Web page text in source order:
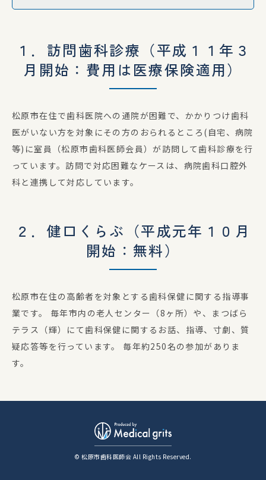
１．訪問歯科診療（平成１１年３
月開始：費用は医療保険適用）
松原市在住で歯科医院への通院が困難で、かかりつけ歯科
医がいない方を対象にその方のおられるところ(自宅、病院
等)に室員（松原市歯科医師会員）が訪問して歯科診療を行
っています。訪問で対応困難なケースは、病院歯科口腔外
科と連携して対応しています。
２．健口くらぶ（平成元年１０月
開始：無料）
松原市在住の高齢者を対象とする歯科保健に関する指導事
業です。 毎年市内の老人センター（8ヶ所）や、まつばら
テラス（輝）にて歯科保健に関するお話、指導、寸劇、質
疑応答等を行っています。 毎年約250名の参加がありま
す。
© 松原市歯科医師会 All Rights Reserved.